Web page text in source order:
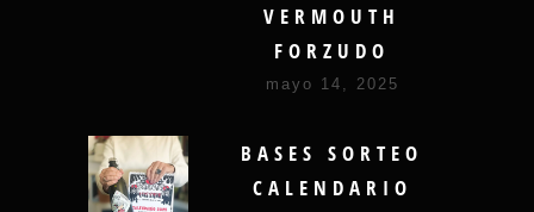
VERMOUTH
FORZUDO
mayo 14, 2025
BASES SORTEO
CALENDARIO